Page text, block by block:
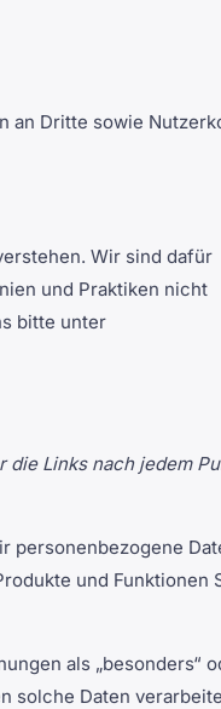
an Dritte sowie
Wir sind dafür
und Praktiken nicht
bitte unter
Links nach jedem
personenbezogene
und Funktionen
als „besonders“
solche Daten